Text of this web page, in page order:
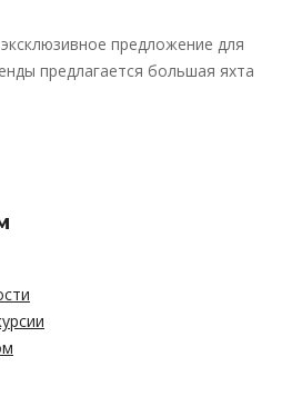
предложение для
предлагается большая яхта